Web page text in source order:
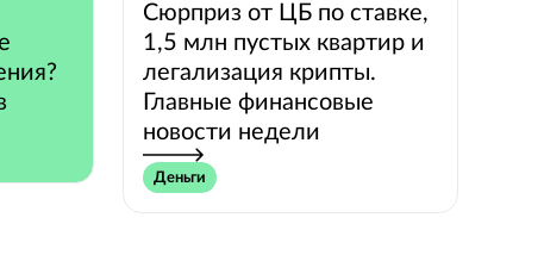
Сюрприз от ЦБ по ставке,
1,5 млн пустых квартир и
легализация крипты.
Главные финансовые
новости недели
Деньги